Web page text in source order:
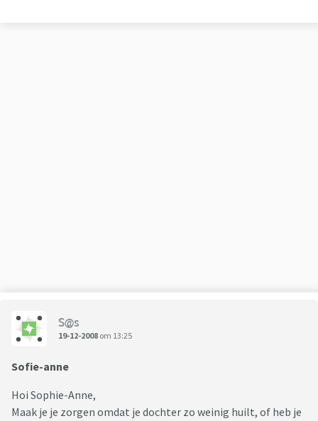
S@s
19-12-2008 om 13:25
Sofie-anne
Hoi Sophie-Anne,
Maak je je zorgen omdat je dochter zo weinig huilt, of heb je